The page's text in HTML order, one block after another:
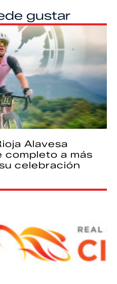
gustar
Alavesa
completo a más
celebración